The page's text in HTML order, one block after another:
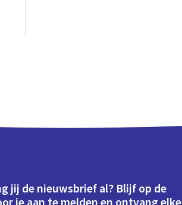
jij de nieuwsbrief al? Blijf op de